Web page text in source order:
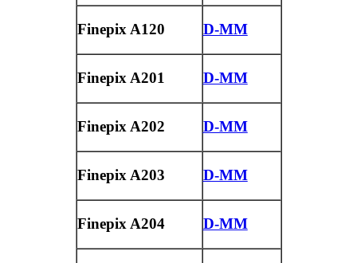
Finepix A120 D-MM
Finepix A201 D-MM
Finepix A202 D-MM
Finepix A203 D-MM
Finepix A204 D-MM